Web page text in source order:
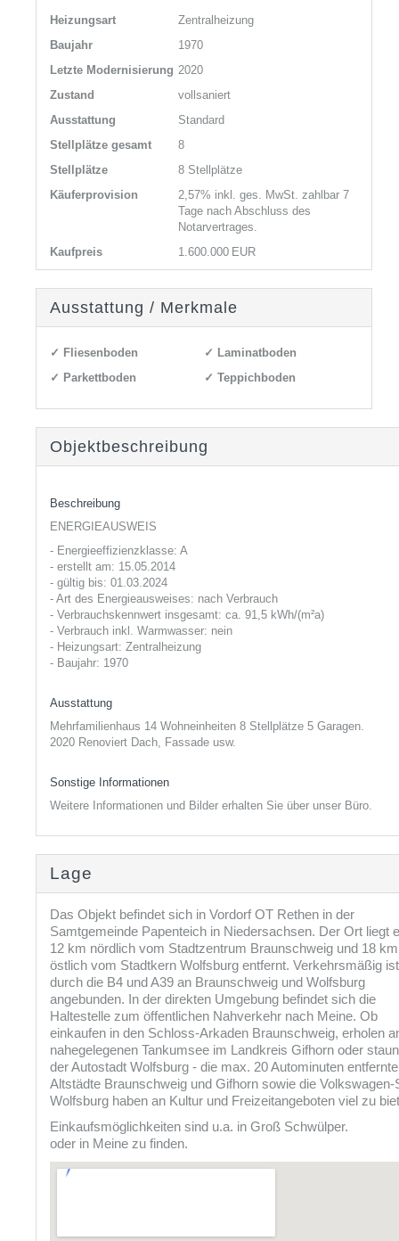
Heizungsart
Zentralheizung
Baujahr
1970
Letzte Modernisierung 2020
Zustand
vollsaniert
Ausstattung
Standard
Stellplätze gesamt
8
Stellplätze
8 Stellplätze
Käufer­provision
2,57% inkl. ges. MwSt. zahlbar 7
Tage nach Abschluss des
Notarvertrages.
Kaufpreis
1.600.000 EUR
Ausstattung / Merkmale
✓ Fliesenboden
✓ Laminatboden
✓ Parkettboden
✓ Teppichboden
Objekt­beschreibung
Beschreibung
ENERGIEAUSWEIS
- Energieeffizienzklasse: A
- erstellt am: 15.05.2014
- gültig bis: 01.03.2024
- Art des Energieausweises: nach Verbrauch
- Verbrauchskennwert insgesamt: ca. 91,5 kWh/(m²a)
- Verbrauch inkl. Warmwasser: nein
- Heizungsart: Zentralheizung
- Baujahr: 1970
Ausstattung
Mehrfamilienhaus 14 Wohneinheiten 8 Stellplätze 5 Garagen.
2020 Renoviert Dach, Fassade usw.
Sonstige Informationen
Weitere Informationen und Bilder erhalten Sie über unser Büro.
Lage
Das Objekt befindet sich in Vordorf OT Rethen in der
Samtgemeinde Papenteich in Niedersachsen. Der Ort liegt
12 km nördlich vom Stadtzentrum Braunschweig und 18 km
östlich vom Stadtkern Wolfsburg entfernt. Verkehrsmäßig
durch die B4 und A39 an Braunschweig und Wolfsburg
angebunden. In der direkten Umgebung befindet sich die
Haltestelle zum öffentlichen Nahverkehr nach Meine. Ob
einkaufen in den Schloss-Arkaden Braunschweig, erholen
nahegelegenen Tankumsee im Landkreis Gifhorn oder
der Autostadt Wolfsburg - die max. 20 Autominuten
Altstädte Braunschweig und Gifhorn sowie die Volkswagen-
Wolfsburg haben an Kultur und Freizeitangeboten viel zu
Einkaufsmöglichkeiten sind u.a. in Groß Schwülper.
oder in Meine zu finden.